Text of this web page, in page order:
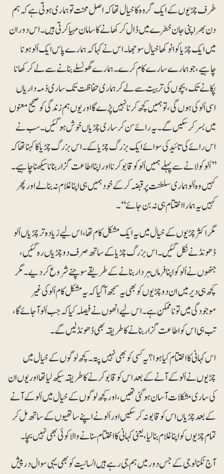
طرف چڑیوں کے ایک گروہ کا خیال تھا کہ اصل محنت تو ہماری ہوتی ہے کہ ہم
دن بھر اپنی جان خطرے میں ڈال کر کھانے کا سامان مہیا کرتی ہیں۔ اس دوران
میں ایک چڑیا کو انوکھا خیال سوجھا۔ اس نے کہا کہ ہمارے پاس ایک اُلو ہونا
چاہیے، جو ہمارے سارے کام کرے۔ ہمارے گھونسلے بنانے سے لے کر کھانا
پکانے تک، بچوں کی تربیت سے لے کر ہماری حفاظت تک ساری ذمہ داریاں
اسی اُلو کی ہوں گی، تو ہمیں کچھ کرنا نہیں پڑے گا اور یوں ہم زندگی کو صحیح معنوں
میں بسر کرسکیں گے۔ یہ رائے سن کر ساری چڑیاں خوش ہوگئیں۔ سب نے
اس رائے کی تائید کی سوائے ایک بزرگ چڑیا کے۔ اس بزرگ چڑیا کا کہنا تھا کہ
’’اُلو کو لانے سے پہلے ہمیں اُلو کو قابو کرنا اور اپنا اطاعت گزار بنانا سیکھنا چاہیے۔
کہیں وہ اُلو ہماری سلطنت پر قبضہ کرکے خود ہمیں ہی اپنا غلام نہ بنالے اور پھر
کہیں یہ ہمارا اختتام ہی نہ بن جائے‘‘۔
مگر اکثر چڑیوں کے خیال میں یہ ایک مشکل کام تھا، اس لیے زیادہ تر چڑیاں اُلو
ڈھونڈنے نکل گئیں۔ اس بزرگ چڑیا کے ساتھ صرف دو چڑیاں رہ گئیں،
جنھوں نے اُلو کو اپنا فرماںبردار بنانے کے طریقے سوچنے شروع کردیے۔ مگر
کچھ ہی دیر میں ان دو چڑیوں کو بھی یہ سمجھ آگیا کہ یہ مشکل کام اُلو کی غیر
موجودگی میں تو ناممکن ہے۔ اس لیے انھوں نے فیصلہ کیا کہ جب اُلو آجائے گا،
تب ہی اس کو اطاعت گزار بنانے کا طریقہ بھی ڈھونڈ لیں گے۔
اس کہانی کا اختتام کیا ہوا؟ یہ کسی کوبھی نہیں پتہ۔ کچھ لوگوں کے خیال میں
چڑیوں نے اُلو کے آنے کے بعد اس کو قابو کرنے کا طریقہ سیکھ لیا تھا اور یوں ان
کی ساری مشکلات آسان ہوگئی تھیں ،اور کچھ لوگوں کے خیال میں اُلو کے آنے
کے بعد چڑیاں اس کو قابو نہ کرسکیں اور اُلو نے اپنے ساتھیوں کے ساتھ مل کر
تمام چڑیوں کو اپنا غلام بنالیا، یعنی کہانی کا اختتام سنانے والا کوئی بھی نہیں بچا۔
آج ٹکنالوجی کے جس دور میں ہم جی رہے ہیں انسانیت کو بھی یہی سوال درپیش